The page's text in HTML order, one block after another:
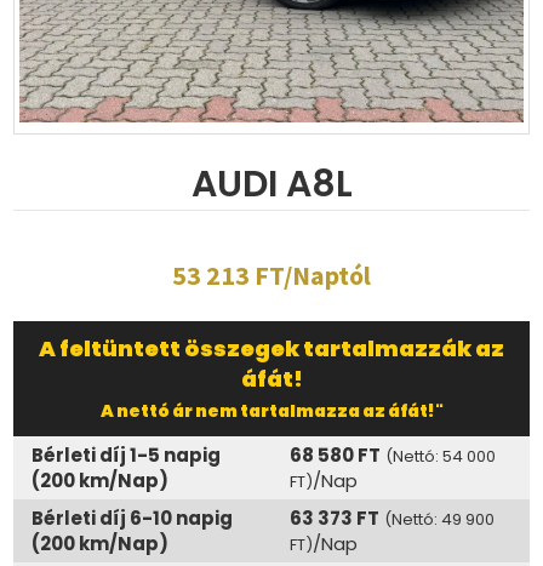
AUDI A8L
53 213 FT/Naptól
A feltüntett összegek tartalmazzák az
áfát!
A nettó ár nem tartalmazza az áfát!"
Bérleti díj 1-5 napig
(200 km/Nap)
68 580 FT (Nettó: 54 000
FT)/Nap
Bérleti díj 6-10 napig
(200 km/Nap)
63 373 FT (Nettó: 49 900
FT)/Nap